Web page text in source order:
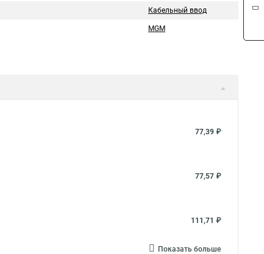
Кабельный ввод
МGM
77,39 ₽
77,57 ₽
111,71 ₽
Показать больше